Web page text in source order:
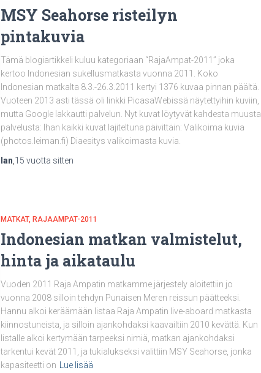
MSY Seahorse risteilyn
pintakuvia
Tämä blogiartikkeli kuluu kategoriaan “RajaAmpat-2011” joka
kertoo Indonesian sukellusmatkasta vuonna 2011. Koko
Indonesian matkalta 8.3.-26.3.2011 kertyi 1376 kuvaa pinnan päältä.
Vuoteen 2013 asti tässä oli linkki PicasaWebissä näytettyihin kuviin,
mutta Google lakkautti palvelun. Nyt kuvat löytyvät kahdesta muusta
palvelusta: Ihan kaikki kuvat lajiteltuna päivittäin: Valikoima kuvia
(photos.leiman.fi) Diaesitys valikoimasta kuvia.
Ian 15 vuotta sitten
MATKAT RAJAAMPAT-2011
Indonesian matkan valmistelut,
hinta ja aikataulu
Vuoden 2011 Raja Ampatin matkamme järjestely aloitettiin jo
vuonna 2008 silloin tehdyn Punaisen Meren reissun päätteeksi.
Hannu alkoi keräämään listaa Raja Ampatin live-aboard matkasta
kiinnostuneista, ja silloin ajankohdaksi kaavailtiin 2010 kevättä. Kun
listalle alkoi kertymään tarpeeksi nimiä, matkan ajankohdaksi
tarkentui kevät 2011, ja tukialukseksi valittiin MSY Seahorse, jonka
kapasiteetti on
Lue lisää